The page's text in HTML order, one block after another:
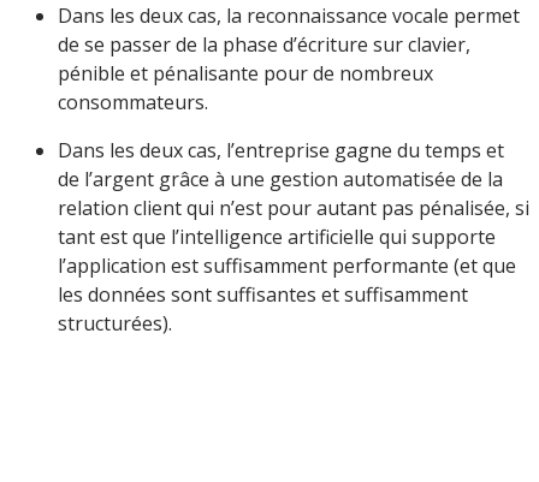
Dans les deux cas, la reconnaissance vocale permet
de se passer de la phase d’écriture sur clavier,
pénible et pénalisante pour de nombreux
consommateurs.
Dans les deux cas, l’entreprise gagne du temps et
de l’argent grâce à une gestion automatisée de la
relation client qui n’est pour autant pas pénalisée, si
tant est que l’intelligence artificielle qui supporte
l’application est suffisamment performante (et que
les données sont suffisantes et suffisamment
structurées).